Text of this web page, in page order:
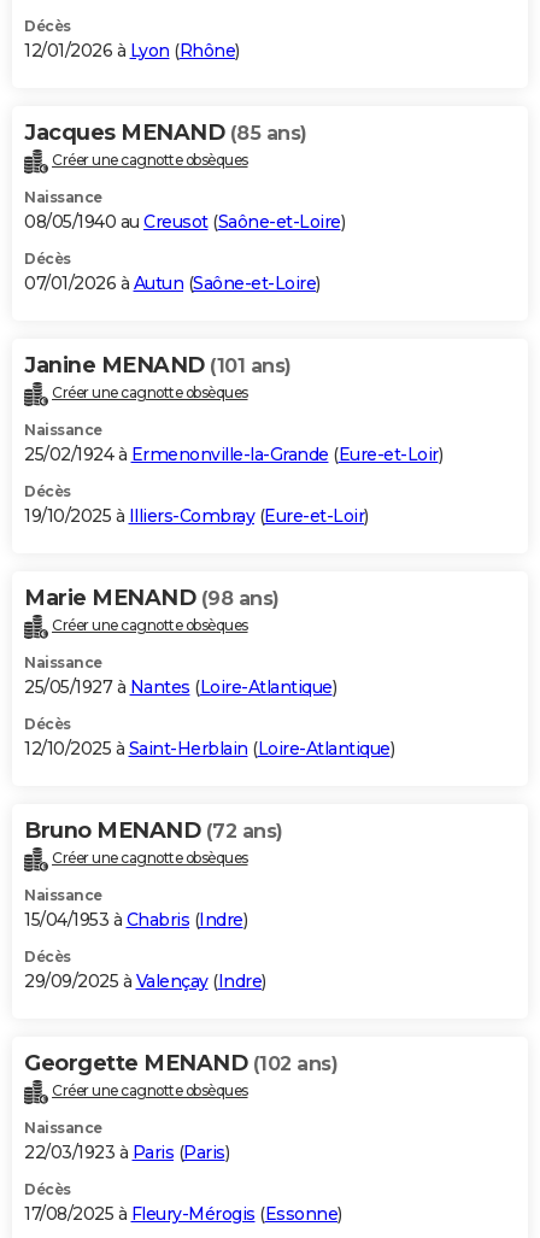
Décès
12/01/2026 à Lyon (Rhône)
Jacques MENAND (85 ans)
Créer une cagnotte obsèques
Naissance
08/05/1940 au Creusot(Saône-et-Loire)
Décès
07/01/2026 à Autun (Saône-et-Loire)
Janine MENAND (101 ans)
Créer une cagnotte obsèques
Naissance
25/02/1924 à Ermenonville-la-Grande (Eure-et-Loir)
Décès
19/10/2025 à Illiers-Combray(Eure-et-Loir)
Marie MENAND (98 ans)
Créer une cagnotte obsèques
Naissance
25/05/1927 à Nantes (Loire-Atlantique)
Décès
12/10/2025 à Saint-Herblain (Loire-Atlantique)
Bruno MENAND (72 ans)
Créer une cagnotte obsèques
Naissance
15/04/1953 à Chabris (Indre)
Décès
29/09/2025 à Valençay(Indre)
Georgette MENAND (102 ans)
Créer une cagnotte obsèques
Naissance
22/03/1923 à Paris (Paris)
Décès
17/08/2025 à Fleury-Mérogis (Essonne)